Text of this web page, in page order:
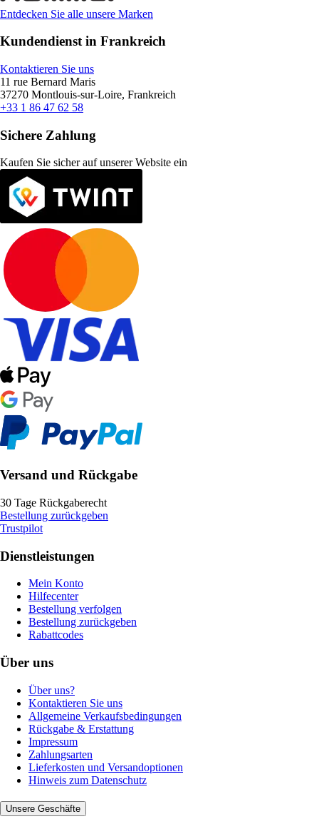
Entdecken Sie alle unsere Marken
Kundendienst in Frankreich
Kontaktieren Sie uns
11 rue Bernard Maris
37270 Montlouis-sur-Loire, Frankreich
+33 1 86 47 62 58
Sichere Zahlung
Kaufen Sie sicher auf unserer Website ein
Versand und Rückgabe
30 Tage Rückgaberecht
Bestellung zurückgeben
Trustpilot
Dienstleistungen
Mein Konto
Hilfecenter
Bestellung verfolgen
Bestellung zurückgeben
Rabattcodes
Über uns
Über uns?
Kontaktieren Sie uns
Allgemeine Verkaufsbedingungen
Rückgabe & Erstattung
Impressum
Zahlungsarten
Lieferkosten und Versandoptionen
Hinweis zum Datenschutz
Unsere Geschäfte